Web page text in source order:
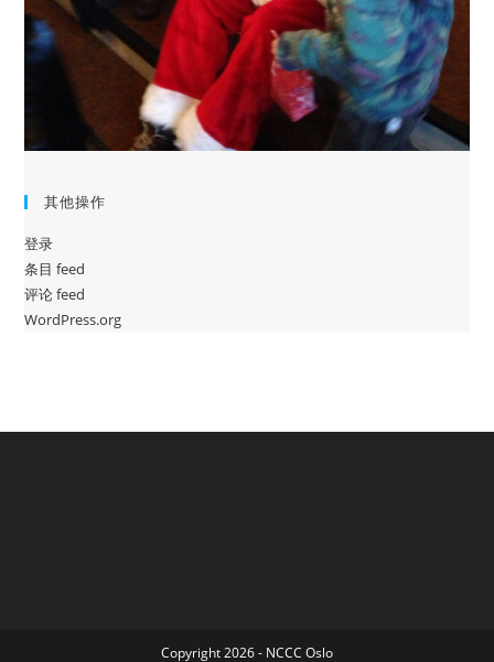
其他操作
登录
条目 feed
评论 feed
WordPress.org
Copyright 2026 - NCCC Oslo